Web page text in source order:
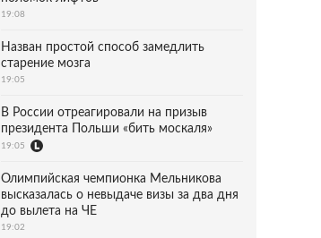
19:08
Назван простой способ замедлить
старение мозга
19:05
В России отреагировали на призыв
президента Польши «бить москаля»
19:05
Олимпийская чемпионка Мельникова
высказалась о невыдаче визы за два дня
до вылета на ЧЕ
19:02